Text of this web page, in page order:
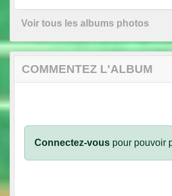
Voir tous les albums photos
COMMENTEZ L'ALBUM
Connectez-vous pour pouvoir